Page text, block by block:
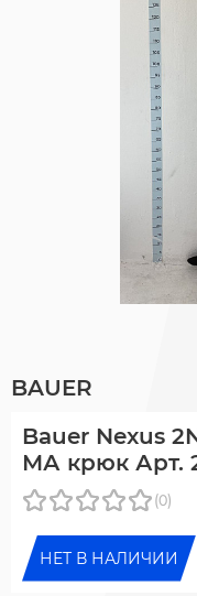
BAUER
Bauer Nexus
МА крюк Арт.
(0)
НЕТ В НАЛИЧИИ